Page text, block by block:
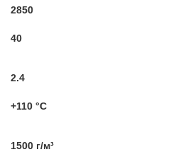
2850
40
2.4
+110 °C
1500 г/м³